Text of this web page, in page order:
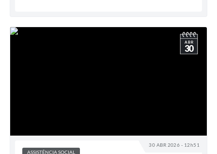
30 ABR 2026 - 12h51
ABR
30
ASSISTÊNCIA SOCIAL